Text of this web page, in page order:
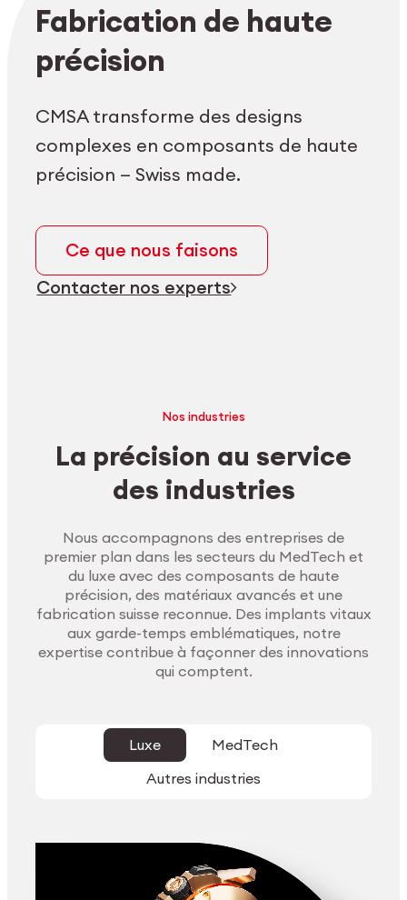
Fabrication de haute
précision
CMSA transforme des designs
complexes en composants de haute
précision — Swiss made.
Ce que nous faisons
Contacter nos experts
Nos industries
La précision au service
des industries
Nous accompagnons des entreprises de
premier plan dans les secteurs du MedTech et
du luxe avec des composants de haute
précision, des matériaux avancés et une
fabrication suisse reconnue. Des implants vitaux
aux garde-temps emblématiques, notre
expertise contribue à façonner des innovations
qui comptent.
Luxe
MedTech
Autres industries